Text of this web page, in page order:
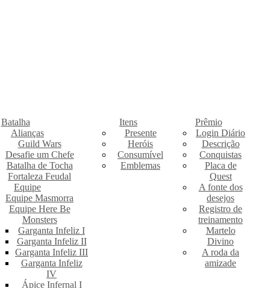
Batalha
Alianças
Guild Wars
Desafie um Chefe
Batalha de Tocha
Fortaleza Feudal
Equipe
Equipe Masmorra
Equipe Here Be
Monsters
Garganta Infeliz I
Garganta Infeliz II
Garganta Infeliz III
Garganta Infeliz
IV
Ápice Infernal I
Itens
Presente
Heróis
Consumível
Emblemas
Prêmio
Login Diário
Descrição
Conquistas
Placa de
Quest
A fonte dos
desejos
Registro de
treinamento
Martelo
Divino
A roda da
amizade